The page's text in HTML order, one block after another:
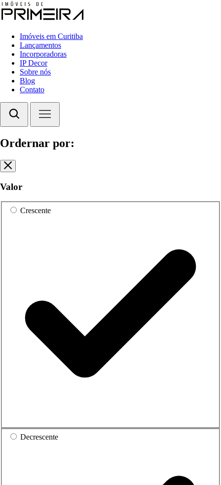
Imóveis em Curitiba
Lançamentos
Incorporadoras
IP Decor
Sobre nós
Blog
Contato
Ordernar por:
Valor
Crescente
Decrescente